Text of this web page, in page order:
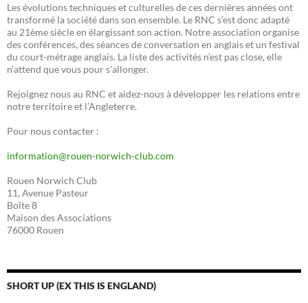
Les évolutions techniques et culturelles de ces dernières années ont
transformé la société dans son ensemble. Le RNC s’est donc adapté
au 21ème siècle en élargissant son action. Notre association organise
des conférences, des séances de conversation en anglais et un festival
du court-métrage anglais. La liste des activités n’est pas close, elle
n’attend que vous pour s’allonger.
Rejoignez nous au RNC et aidez-nous à développer les relations entre
notre territoire et l’Angleterre.
Pour nous contacter :
information@rouen-norwich-club.com
Rouen Norwich Club
11, Avenue Pasteur
Boîte 8
Maison des Associations
76000 Rouen
SHORT UP (EX THIS IS ENGLAND)